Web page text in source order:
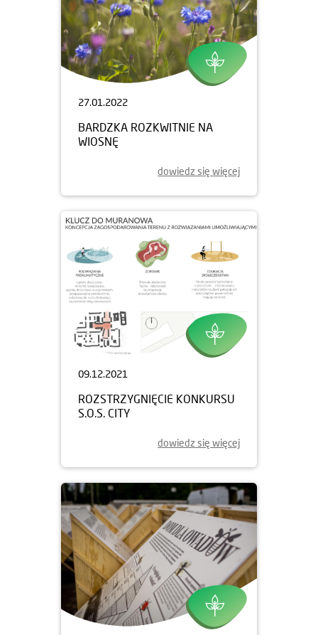
27.01.2022
BARDZKA ROZKWITNIE NA
WIOSNĘ
dowiedz się więcej
09.12.2021
ROZSTRZYGNIĘCIE KONKURSU
S.O.S. CITY
dowiedz się więcej